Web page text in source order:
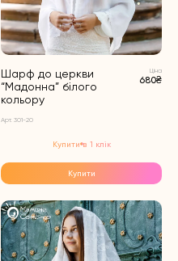
Шарф до церкви
“Мадонна” білого
кольору
Арт. 301-20
Ціна
680₴
Купити в 1 клік
Купити